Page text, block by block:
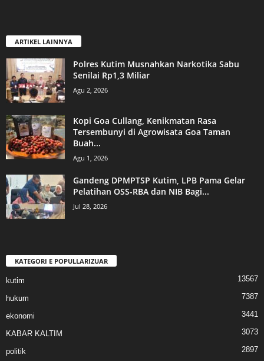
ARTIKEL LAINNYA
Polres Kutim Musnahkan Narkotika Sabu
Senilai Rp1,3 Miliar
Agu 2, 2026
Kopi Goa Cullang, Kenikmatan Rasa
Tersembunyi di Agrowisata Goa Taman
Buah...
Agu 1, 2026
Gandeng DPMPTSP Kutim, LPB Pama Gelar
Pelatihan OSS-RBA dan NIB Bagi...
Jul 28, 2026
KATEGORI E POPULLARIZUAR
kutim 13567
hukum 7387
ekonomi 3441
KABAR KALTIM 3073
politik 2897